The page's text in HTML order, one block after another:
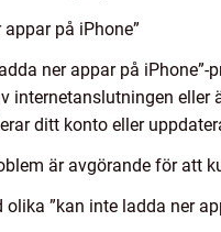
på iPhone”
ner appar på
internetanslutningen
ditt konto eller
är avgörande för att
”kan inte ladda ner